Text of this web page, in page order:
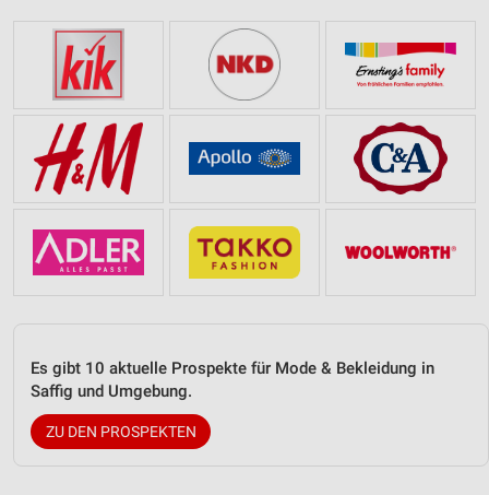
Es gibt 10 aktuelle Prospekte für Mode & Bekleidung in
Saffig und Umgebung.
ZU DEN PROSPEKTEN